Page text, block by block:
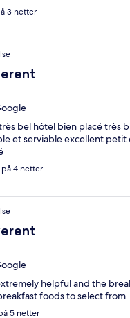
3 netter
bel hôtel bien placé très
et serviable excellent
på 4 netter
helpful and the
foods to select from.
5 netter